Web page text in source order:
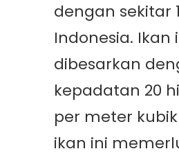
dengan sekitar
Indonesia. Ikan
dibesarkan
kepadatan 20
per meter
ikan ini